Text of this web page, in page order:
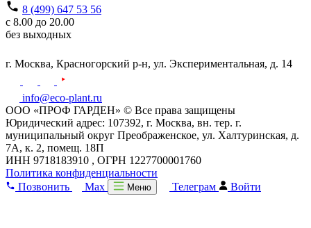
8 (499) 647 53 56
с 8.00 до 20.00
без выходных
г. Москва, Красногорский р-н, ул. Экспериментальная, д. 14
info@eco-plant.ru
ООО «ПРОФ ГАРДЕН» © Все права защищены
Юридический адрес: 107392, г. Москва, вн. тер. г.
муниципальный округ Преображенское, ул. Халтуринская, д.
7А, к. 2, помещ. 18П
ИНН 9718183910 , ОГРН 1227700001760
Политика конфиденциальности
Позвонить
Max Меню Телеграм Войти